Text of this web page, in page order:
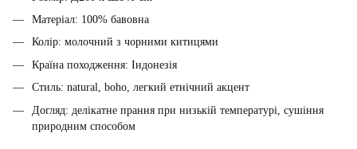
Матеріал: 100% бавовна
Колір: молочний з чорними китицями
Країна походження: Індонезія
Стиль: natural, boho, легкий етнічний акцент
Догляд: делікатне прання при низькій температурі, сушіння
природним способом